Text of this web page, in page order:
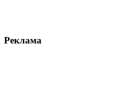
Реклама